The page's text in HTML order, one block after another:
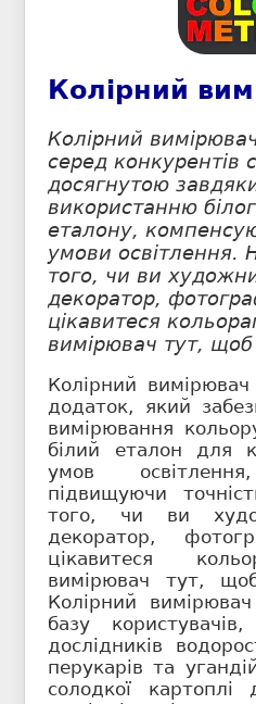
Колірний
Колірний
серед конкурентів
досягнутою
використанню
еталону,
умови освітлення.
того, чи ви
декоратор,
цікавитеся
вимірювач тут,
Колірний
додаток, який
вимірювання
білий еталон для
умов
підвищуючи
того, чи ви
декоратор,
цікавитеся
вимірювач тут,
Колірний
базу
дослідників
перукарів та
солодкої картоплі